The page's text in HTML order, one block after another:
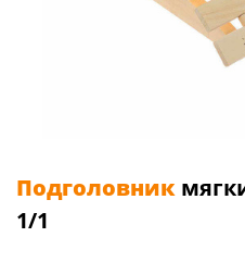
Подголовник
1/1